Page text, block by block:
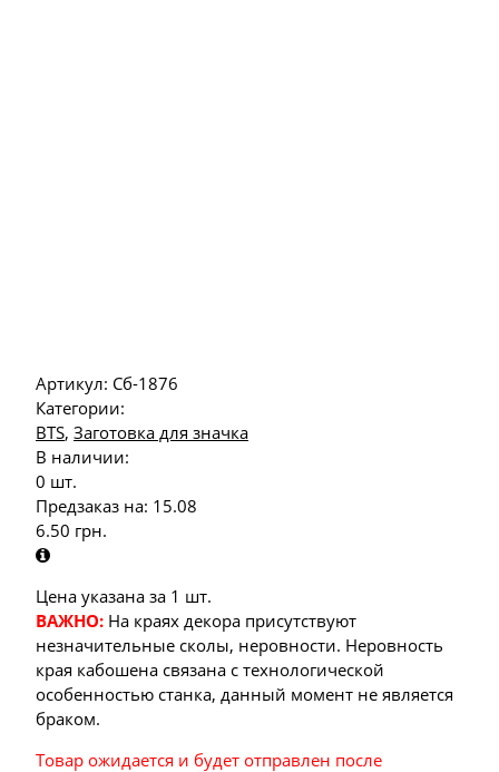
Артикул: Сб-1876
Категории:
BTS, Заготовка для значка
В наличии:
0 шт.
Предзаказ на: 15.08
6.50 грн.
Цена указана за 1 шт.
ВАЖНО: На краях декора присутствуют
незначительные сколы, неровности. Неровность
края кабошена связана с технологической
особенностью станка, данный момент не является
браком.
Товар ожидается и будет отправлен после